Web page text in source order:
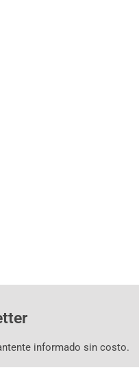
informado sin costo.